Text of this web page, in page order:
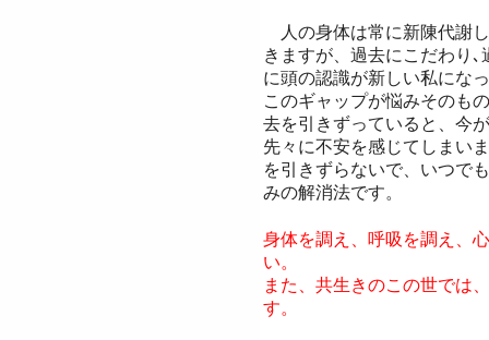
人の身体は常に新陳代謝
きますが、過去にこだわり
に頭の認識が新しい私にな
このギャップが悩みそのも
去を引きずっていると、今
先々に不安を感じてしまい
を引きずらないで、いつで
みの解消法です。
身体を調え、呼吸を調え、
い。
また、共生きのこの世では
す。